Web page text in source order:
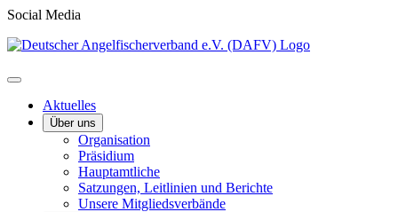
Social Media
Aktuelles
Über uns
Organisation
Präsidium
Hauptamtliche
Satzungen, Leitlinien und Berichte
Unsere Mitgliedsverbände